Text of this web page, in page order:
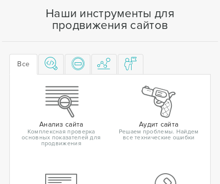
Наши инструменты для
продвижения сайтов
Все
Анализ сайта
Комплексная проверка
основных показателей для
продвижения
Аудит сайта
Решаем проблемы. Найдем
все технические ошибки